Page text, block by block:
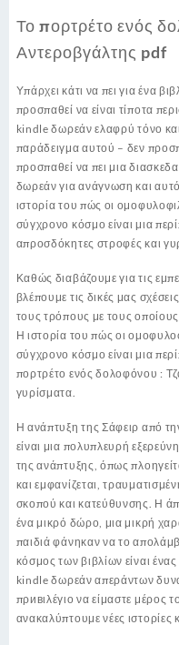
Το πορτρέτο ενός
Αντεροβγάλτης pdf
Υπάρχει κάτι να πει για ένα
προσπαθεί να είναι τίποτα
kindle δωρεάν ελαφρύ τόνο
παράδειγμα αυτού – δεν
προσπαθεί να πει μια
δωρεάν για ανάγνωση και αυτό
ιστορία του πώς οι
σύγχρονο κόσμο είναι μια
απροσδόκητες στροφές και
Καθώς διαβάζουμε για τις
βλέπουμε τις δικές μας
τους τρόπους με τους
Η ιστορία του πώς οι
σύγχρονο κόσμο είναι μια
πορτρέτο ενός δολοφόνου :
γυρίσματα.
Η ανάπτυξη της Σάφειρ από
είναι μια πολυπλευρή
της ανάπτυξης, όπως
και εμφανίζεται,
σκοπού και κατεύθυνσης. Η
ένα μικρό δώρο, μια μικρή
παιδιά φάνηκαν να το
κόσμος των βιβλίων είναι
kindle δωρεάν απεράντων
πρивιλέγιο να είμαστε μέρος
ανακαλύπτουμε νέες ιστορίες